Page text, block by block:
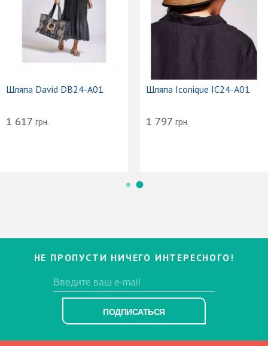
Шляпа David DB24-A01
1 617 грн.
Шляпа Iconique IC24-A01
1 797 грн.
НЕ ПРОПУСТИ НИЧЕГО ИНТЕРЕСНОГО!
ПОДПИСАТЬСЯ